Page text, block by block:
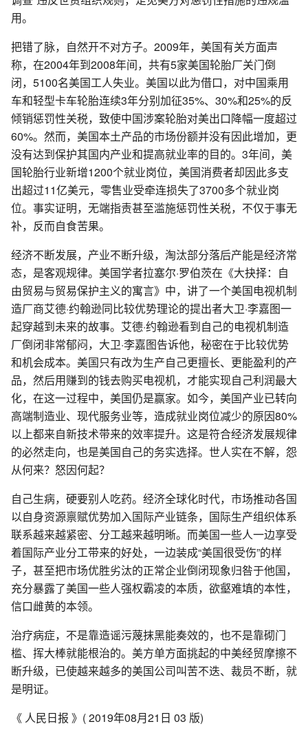
用。
把错了脉，自然开不对方子。2009年，美国有关方面声
称，在2004年到2008年间，共有5家美国轮胎厂关门倒
闭，5100名美国工人失业。美国以此为借口，对中国乘用
车和轻型卡车轮胎连续3年分别加征35%、30%和25%的反
倾销惩罚性关税，致使中国涉案轮胎对美出口降幅一度超过
60%。然而，美国本土产品的市场份额并没有因此增加，更
没有达到保护其国内产业和提高就业率的目的。3年间，美
国轮胎行业新增1200个就业岗位，美国消费者却因此多支
出超过11亿美元，零售业受牵连损失了3700多个就业岗
位。事实证明，无端指责甚至滥施惩罚性关税，不仅于事无
补，反而自食苦果。
经济不断发展，产业不断升级，淘汰部分落后产能是经济常
态，是客观规律。美国学者拉塞尔·罗伯茨在《大抉择：自
由贸易与贸易保护主义的寓言》中，讲了一个美国电视机制
造厂商艾德·约翰逊同比较优势理论的提出者大卫·李嘉图一
起穿越到未来的故事。艾德·约翰逊看到自己的电视机制造
厂倒闭非常郁闷，大卫·李嘉图告诉他，秘密在于比较优势
和机会成本。美国只有改为生产自己更擅长、更能盈利的产
品，然后用赚到的钱去购买电视机，才能实现自己利润最大
化，在这一过程中，美国仍是赢家。如今，美国产业已转向
高端制造业、现代服务业等，造成就业岗位减少的原因80%
以上都来自新技术带来的效率提升。这是符合经济发展规律
的必然走向，也是美国自己的务实选择。世人实在不解，怨
从何来？怒因何起？
自己生病，硬要别人吃药。经济全球化时代，市场推动各国
以自身资源禀赋优势加入国际产业链条，国际生产组织体系
联系越来越紧密、分工越来越明晰。而美国一些人一边享受
着国际产业分工带来的好处，一边装成“美国很受伤”的样
子，甚至把市场优胜劣汰的正常企业倒闭现象归咎于他国，
充分暴露了美国一些人强权霸凌的本质，欲壑难填的本性，
信口雌黄的本领。
治疗病症，不是靠造谣污蔑抹黑能奏效的，也不是靠砌门
槛、挥大棒就能根治的。美方单方面挑起的中美经贸摩擦不
断升级，已使越来越多的美国公司叫苦不迭、裁员不断，就
是明证。
《 人民日报 》( 2019年08月21日 03 版)